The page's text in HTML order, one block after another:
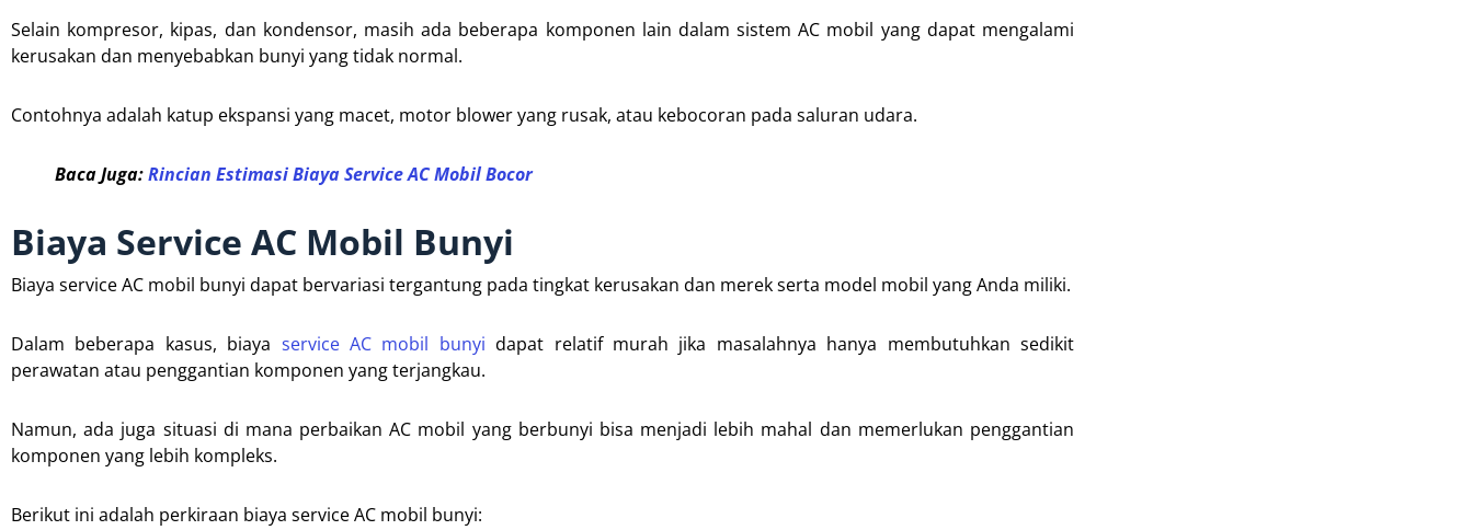
Selain kompresor, kipas, dan kondensor, masih ada beberapa komponen lain dalam sistem AC mobil yang dapat mengalami
kerusakan dan menyebabkan bunyi yang tidak normal.
Contohnya adalah katup ekspansi yang macet, motor blower yang rusak, atau kebocoran pada saluran udara.
Baca Juga:Rincian Estimasi Biaya Service AC Mobil Bocor
Biaya Service AC Mobil Bunyi
Biaya service AC mobil bunyi dapat bervariasi tergantung pada tingkat kerusakan dan merek serta model mobil yang Anda miliki.
Dalam beberapa kasus, biaya service AC mobil bunyi dapat relatif murah jika masalahnya hanya membutuhkan sedikit
perawatan atau penggantian komponen yang terjangkau.
Namun, ada juga situasi di mana perbaikan AC mobil yang berbunyi bisa menjadi lebih mahal dan memerlukan penggantian
komponen yang lebih kompleks.
Berikut ini adalah perkiraan biaya service AC mobil bunyi: